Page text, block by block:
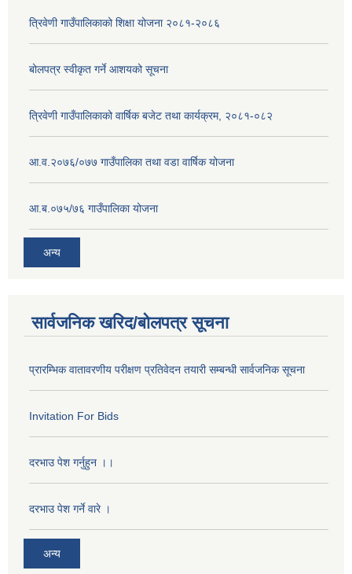
त्रिवेणी गाउँपालिकाको शिक्षा योजना २०८१-२०८६
बोलपत्र स्वीकृत गर्ने आशयको सूचना
त्रिवेणी गाउँपालिकाको वार्षिक बजेट तथा कार्यक्रम, २०८१-०८२
आ.व.२०७६/०७७ गाउँपालिका तथा वडा वार्षिक योजना
आ.ब.०७५/७६ गाउँपालिका योजना
अन्य
सार्वजनिक खरिद/बोलपत्र सूचना
प्रारम्भिक वातावरणीय परीक्षण प्रतिवेदन तयारी सम्बन्धी सार्वजनिक सूचना
Invitation For Bids
दरभाउ पेश गर्नुहुन ।।
दरभाउ पेश गर्ने वारे ।
अन्य